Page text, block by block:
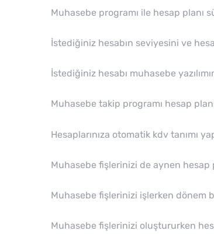
Muhasebe programı ile hesap planı
İstediğiniz hesabın seviyesini ve
İstediğiniz hesabı muhasebe
Muhasebe takip programı hesap
Hesaplarınıza otomatik kdv tanımı
Muhasebe fişlerinizi de aynen hesap
Muhasebe fişlerinizi işlerken dönem
Muhasebe fişlerinizi oluştururken